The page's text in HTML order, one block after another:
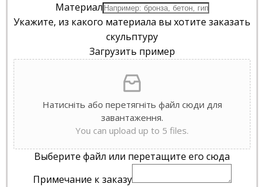
Материал
Укажите, из какого материала вы хотите заказать
скульптуру
Загрузить пример
Натисніть або перетягніть файл сюди для
завантаження.
You can upload up to 5 files.
Выберите файл или перетащите его сюда
Примечание к заказу